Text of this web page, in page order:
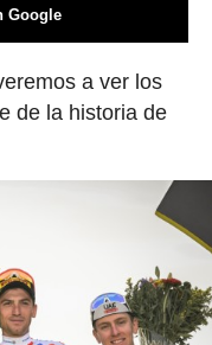
Google
a ver los
de la historia de